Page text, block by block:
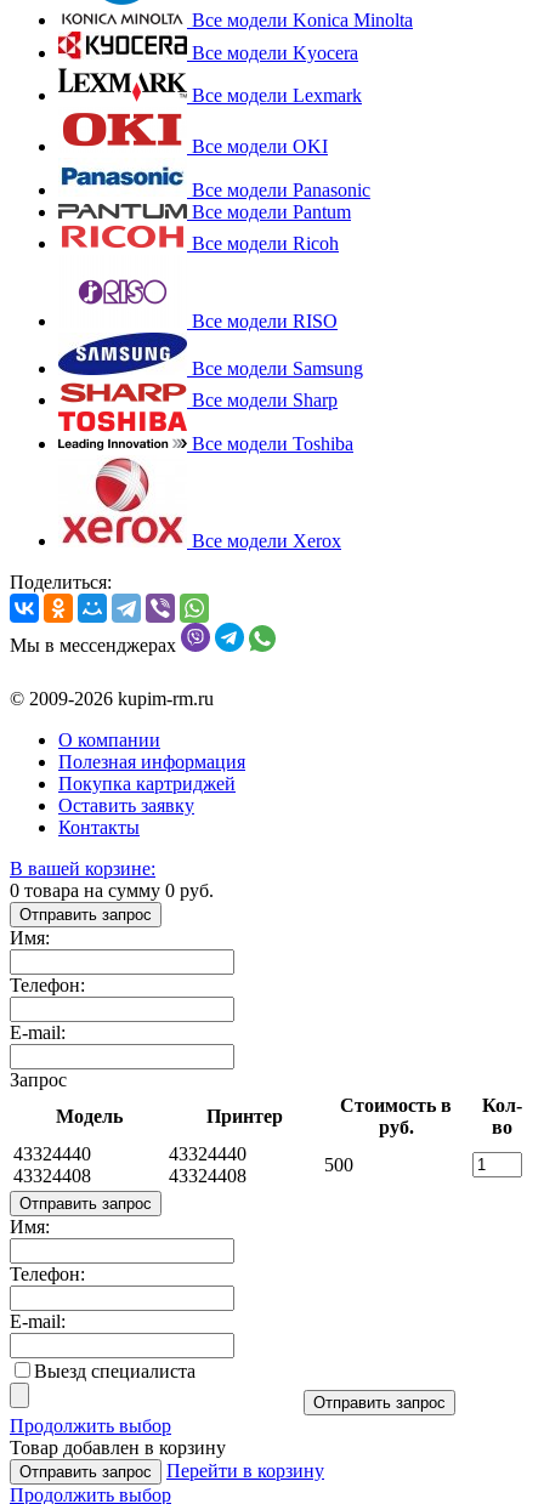
Все модели Konica Minolta
Все модели Kyocera
Все модели Lexmark
Все модели OKI
Все модели Panasonic
Все модели Pantum
Все модели Ricoh
Все модели RISO
Все модели Samsung
Все модели Sharp
Все модели Toshiba
Все модели Xerox
Поделиться:
Мы в мессенджерах
© 2009-2026 kupim-rm.ru
О компании
Полезная информация
Покупка картриджей
Оставить заявку
Контакты
В вашей корзине:
0 товара на сумму 0 руб.
Отправить запрос
Имя:
Телефон:
E-mail:
Запрос
Модель
Принтер
Стоимость в
руб.
Кол-
во
43324440
43324408
43324440
43324408
500
Отправить запрос
Имя:
Телефон:
E-mail:
Выезд специалиста
Отправить запрос
Продолжить выбор
Товар добавлен в корзину
Отправить запрос
Перейти в корзину
Продолжить выбор